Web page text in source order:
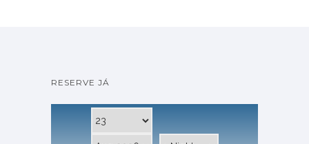
RESERVE JÁ